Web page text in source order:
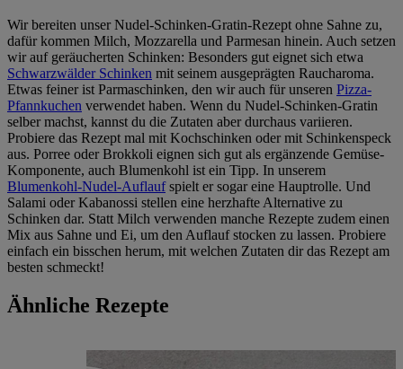
Wir bereiten unser Nudel-Schinken-Gratin-Rezept ohne Sahne zu,
dafür kommen Milch, Mozzarella und Parmesan hinein. Auch setzen
wir auf geräucherten Schinken: Besonders gut eignet sich etwa
Schwarzwälder Schinken mit seinem ausgeprägten Raucharoma.
Etwas feiner ist Parmaschinken, den wir auch für unseren Pizza-
Pfannkuchen verwendet haben. Wenn du Nudel-Schinken-Gratin
selber machst, kannst du die Zutaten aber durchaus variieren.
Probiere das Rezept mal mit Kochschinken oder mit Schinkenspeck
aus. Porree oder Brokkoli eignen sich gut als ergänzende Gemüse-
Komponente, auch Blumenkohl ist ein Tipp. In unserem
Blumenkohl-Nudel-Auflaufspielt er sogar eine Hauptrolle. Und
Salami oder Kabanossi stellen eine herzhafte Alternative zu
Schinken dar. Statt Milch verwenden manche Rezepte zudem einen
Mix aus Sahne und Ei, um den Auflauf stocken zu lassen. Probiere
einfach ein bisschen herum, mit welchen Zutaten dir das Rezept am
besten schmeckt!
Ähnliche Rezepte